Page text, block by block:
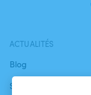
ACTUALITÉS
Blog
Swimmy dans les